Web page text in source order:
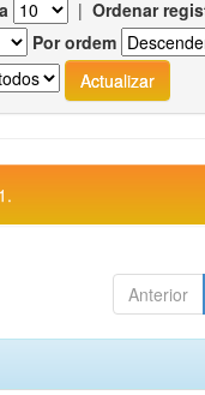
| Ordenar
Por ordem
Anterior